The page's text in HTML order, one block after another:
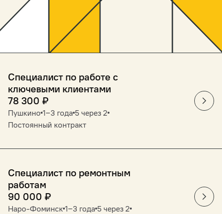
Специалист по работе с
ключевыми клиентами
78 300 ₽
Пушкино 1‒3 года 5 через 2
Постоянный контракт
Специалист по ремонтным
работам
90 000 ₽
Наро-Фоминск 1‒3 года 5 через 2